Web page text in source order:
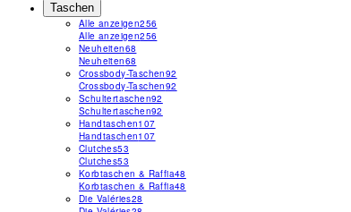
Taschen
Alle anzeigen256
Alle anzeigen256
Neuheiten68
Neuheiten68
Crossbody-Taschen92
Crossbody-Taschen92
Schultertaschen92
Schultertaschen92
Handtaschen107
Handtaschen107
Clutches53
Clutches53
Korbtaschen & Raffia48
Korbtaschen & Raffia48
Die Valéries28